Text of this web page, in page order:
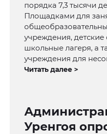
порядка 7,3 тысячи
Площадками для
учреждения,
школьные лагеря, а
учреждения для
Читать далее >
Уренгоя